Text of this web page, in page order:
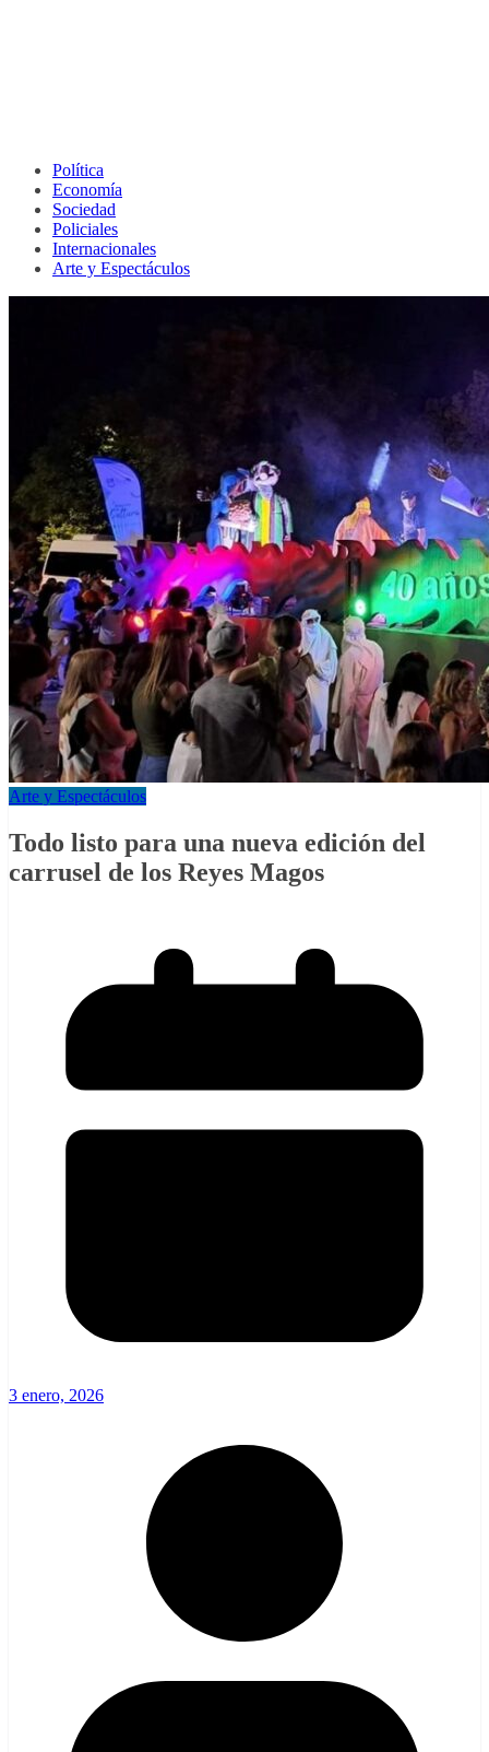
Política
Economía
Sociedad
Policiales
Internacionales
Arte y Espectáculos
Arte y Espectáculos
Todo listo para una nueva edición del
carrusel de los Reyes Magos
3 enero, 2026